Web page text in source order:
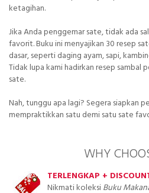
ketagihan.
Jika Anda penggemar sate, tidak ada
favorit. Buku ini menyajikan 30 resep
dasar, seperti daging ayam, sapi,
Tidak lupa kami hadirkan resep sambal
sate.
Nah, tunggu apa lagi? Segera siapkan
mempraktikkan satu demi satu sate
WHY
TERLENGKAP +
Nikmati koleksiBuku